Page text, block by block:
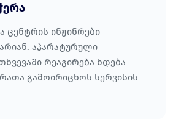
ცენტრის ინჟინრები
აპარატურული
რეაგირება ხდება
გამოირიცხოს სერვისის